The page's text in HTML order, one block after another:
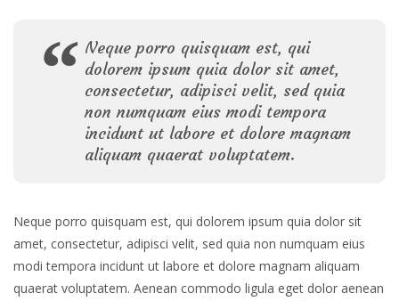
Neque porro quisquam est, qui
dolorem ipsum quia dolor sit amet,
consectetur, adipisci velit, sed quia
non numquam eius modi tempora
incidunt ut labore et dolore magnam
aliquam quaerat voluptatem.
Neque porro quisquam est, qui dolorem ipsum quia dolor sit
amet, consectetur, adipisci velit, sed quia non numquam eius
modi tempora incidunt ut labore et dolore magnam aliquam
quaerat voluptatem. Aenean commodo ligula eget dolor aenean